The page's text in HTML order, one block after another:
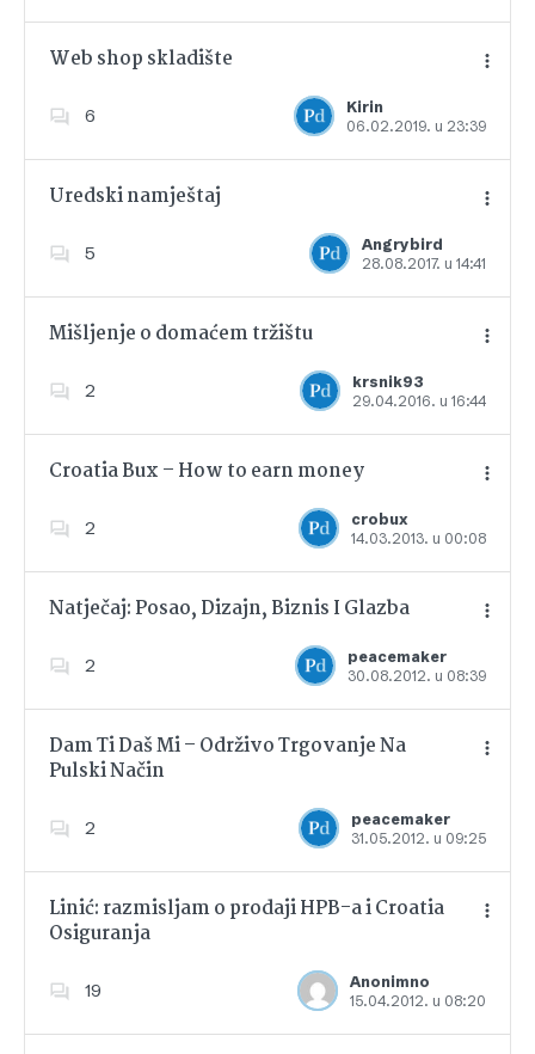
Web shop skladište
6
Kirin
06.02.2019. u 23:39
Dodajte u favorite
Uredski namještaj
5
Angrybird
28.08.2017. u 14:41
Dodajte u favorite
Mišljenje o domaćem tržištu
2
krsnik93
29.04.2016. u 16:44
Dodajte u favorite
Croatia Bux – How to earn money
2
crobux
14.03.2013. u 00:08
Dodajte u favorite
Natječaj: Posao, Dizajn, Biznis I Glazba
2
peacemaker
30.08.2012. u 08:39
Dodajte u favorite
Dam Ti Daš Mi – Održivo Trgovanje Na
Pulski Način
2
peacemaker
31.05.2012. u 09:25
Dodajte u favorite
Linić: razmisljam o prodaji HPB-a i Croatia
Osiguranja
19
Anonimno
15.04.2012. u 08:20
Dodajte u favorite